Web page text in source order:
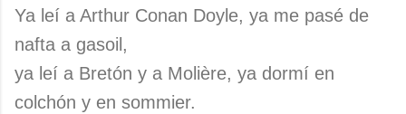
Ya leí a Arthur Conan Doyle, ya me pasé de
nafta a gasoil,
ya leí a Bretón y a Molière, ya dormí en
colchón y en sommier.